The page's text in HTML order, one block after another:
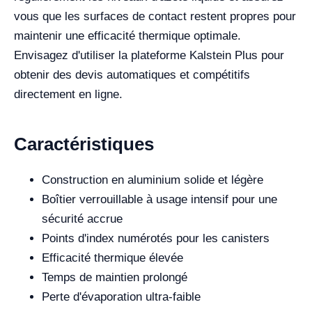
vous que les surfaces de contact restent propres pour
maintenir une efficacité thermique optimale.
Envisagez d'utiliser la plateforme Kalstein Plus pour
obtenir des devis automatiques et compétitifs
directement en ligne.
Caractéristiques
Construction en aluminium solide et légère
Boîtier verrouillable à usage intensif pour une
sécurité accrue
Points d'index numérotés pour les canisters
Efficacité thermique élevée
Temps de maintien prolongé
Perte d'évaporation ultra-faible